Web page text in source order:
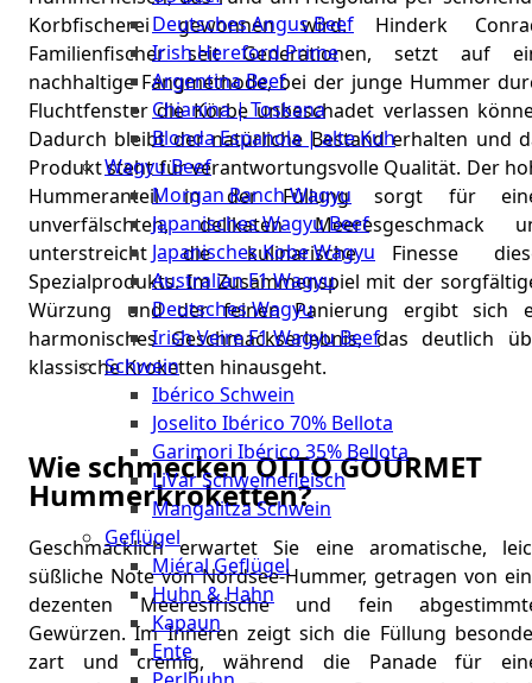
Stuttgart
Deutsches Angus Beef
Irish Hereford Prime
Argentina Beef
Chianina | Toskana
Blonda Espanola | alte Kuh
Wagyu Beef
Morgan Ranch Wagyu
Japanisches Wagyu Beef
Japanisches Kobe Wagyu
Australian F1 Wagyu
Deutsches Wagyu
Irish Veire F1 Wagyu Beef
Schwein
Ibérico Schwein
Joselito Ibérico 70% Bellota
Garimori Ibérico 35% Bellota
LiVar Schweinefleisch
Mangalitza Schwein
Geflügel
Miéral Geflügel
Huhn & Hahn
Kapaun
Ente
Korbfischerei gewonnen wird. Hinderk
Familienfischer seit Generationen, setzt auf
nachhaltige Fangmethode, bei der junge Hummer
Fluchtfenster die Körbe unbeschadet verlassen
Dadurch bleibt der natürliche Bestand erhalten und
Produkt steht für verantwortungsvolle Qualität. Der
Hummeranteil in der Füllung sorgt für
unverfälschten, delikaten Meeresgeschmack
unterstreicht die kulinarische Finesse
Spezialprodukts. Im Zusammenspiel mit der
Würzung und der feinen Panierung ergibt sich
harmonisches Geschmackserlebnis, das deutlich
klassische Kroketten hinausgeht.
Wie schmecken OTTO GOURMET
Hummerkroketten?
Geschmacklich erwartet Sie eine aromatische,
süßliche Note von Nordsee-Hummer, getragen von
dezenten Meeresfrische und fein
Gewürzen. Im Inneren zeigt sich die Füllung
zart und cremig, während die Panade für